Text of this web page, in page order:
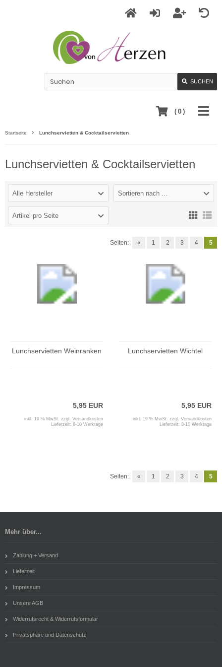
SUCHEN
( 0 )
Startseite Lunchservietten & Cocktailservietten
Lunchservietten & Cocktailservietten
Alle Hersteller Sortieren nach ...
Artikel pro Seite
Seiten: « 1 2 3 4 5
Lunchservietten Weinranken
5,95 EUR
inkl. 19 % MwSt. zzgl. Versandkosten
Lieferzeit: 8-10 Werktage
Lunchservietten Wichtel
5,95 EUR
inkl. 19 % MwSt. zzgl. Versandkosten
Lieferzeit: 8-10 Werktage
Seiten: « 1 2 3 4 5
Mehr über...
Zahlung + Versand
Lieferzeit
Impressum
Unsere AGB
Widerrufsrecht & Widerrufsformular
Privatsphäre und Datenschutz